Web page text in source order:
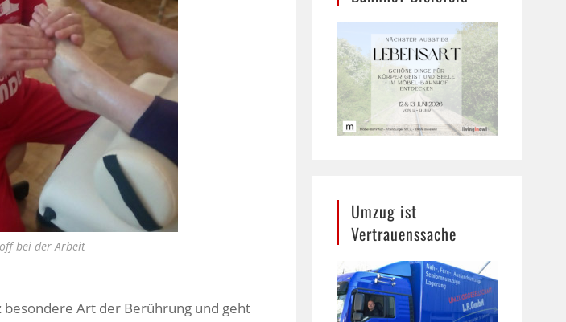
bei der Arbeit
besondere Art der Berührung und geht
Umzug ist
Vertrauenssache